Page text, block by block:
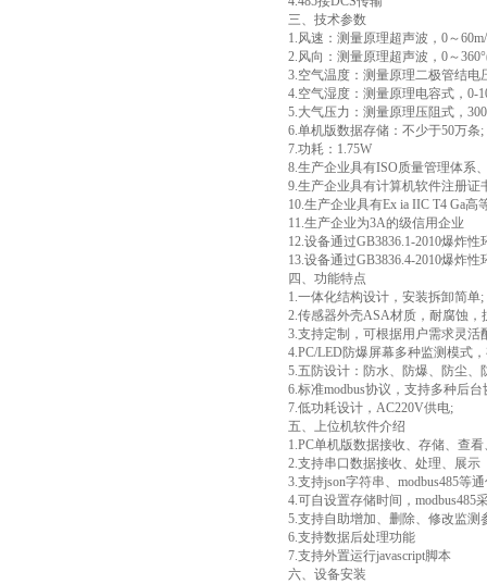
三、技术参数
1.风速：测量原理超声波，0～
2.风向：测量原理超声波，0～
3.空气温度：测量原理二极管结
4.空气湿度：测量原理电容式，0-
5.大气压力：测量原理压阻式，
6.单机版数据存储：不少于50万条;
7.功耗：1.75W
8.生产企业具有ISO质量管理体系
9.生产企业具有计算机软件注册证
10.生产企业具有Ex ia IIC T4 Ga高
11.生产企业为3A的级信用企业
12.设备通过GB3836.1-2010爆炸
13.设备通过GB3836.4-2010爆炸
四、功能特点
1.一体化结构设计，安装拆卸简单;
2.传感器外壳ASA材质，耐腐蚀，
3.支持定制，可根据用户需求灵活
4.PC/LED防爆屏幕多种监测模式
5.五防设计：防水、防爆、防尘、
6.标准modbus协议，支持多种后
7.低功耗设计，AC220V供电;
五、上位机软件介绍
1.PC单机版数据接收、存储、查
2.支持串口数据接收、处理、展示
3.支持json字符串、modbus485等
4.可自设置存储时间，modbus485
5.支持自助增加、删除、修改监测
6.支持数据后处理功能
7.支持外置运行javascript脚本
六、设备安装